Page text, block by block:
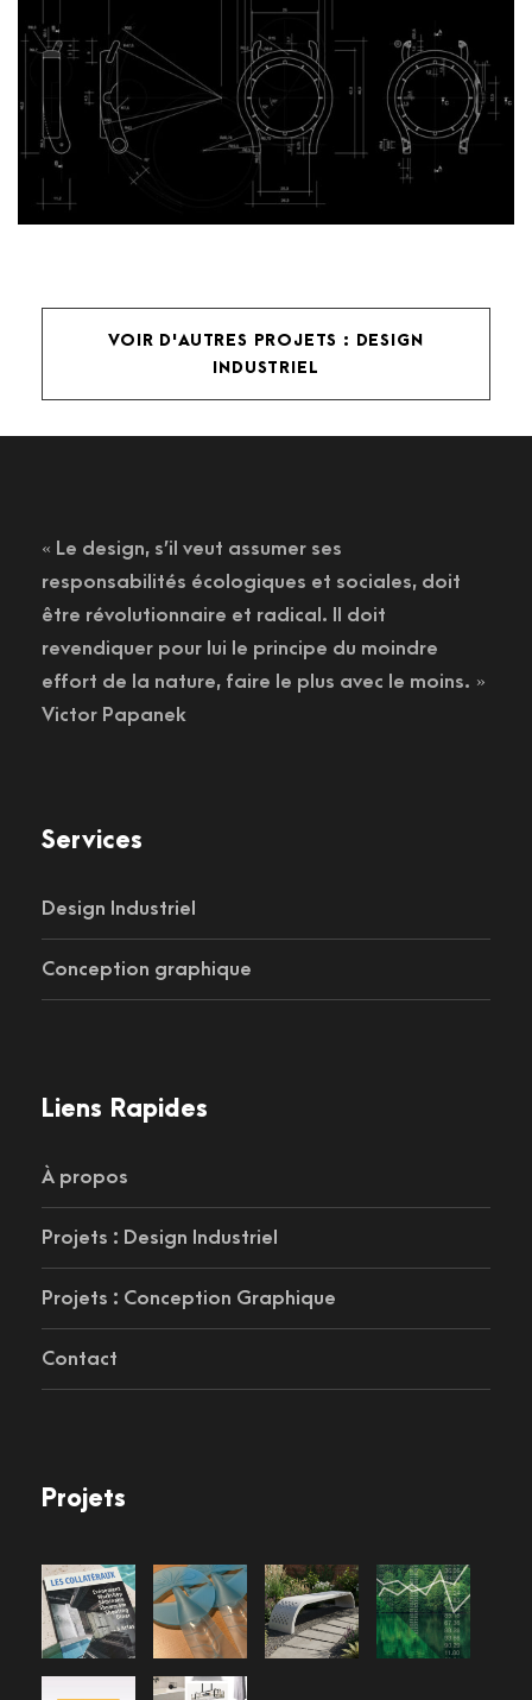
VOIR D'AUTRES PROJETS : DESIGN
INDUSTRIEL
« Le design, s’il veut assumer ses
responsabilités écologiques et sociales, doit
être révolutionnaire et radical. Il doit
revendiquer pour lui le principe du moindre
effort de la nature, faire le plus avec le moins. »
Victor Papanek
Services
Design Industriel
Conception graphique
Liens Rapides
À propos
Projets : Design Industriel
Projets : Conception Graphique
Contact
Projets